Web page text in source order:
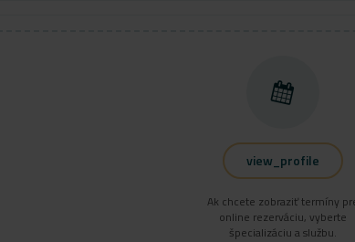
view_profile
Ak chcete zobraziť termíny
online rezerváciu, vyberte
špecializáciu a službu.